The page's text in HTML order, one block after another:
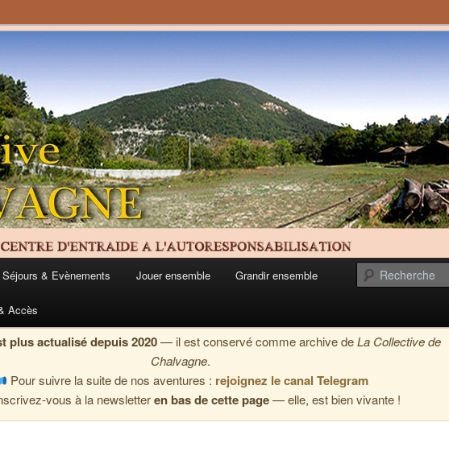
Chalvagne
à l'Autoresponsabilisation des Alpes du Sud
Séjours & Evènements Jouer ensemble Grandir ensemble
Accès
plus actualisé depuis 2020— il est conservé comme archive deLa Collective de
Chalvagne.
Pour suivre la suite de nos aventures : rejoignez le canal Telegram
vous à la newsletteren bas de cette page— elle, est bien vivante !